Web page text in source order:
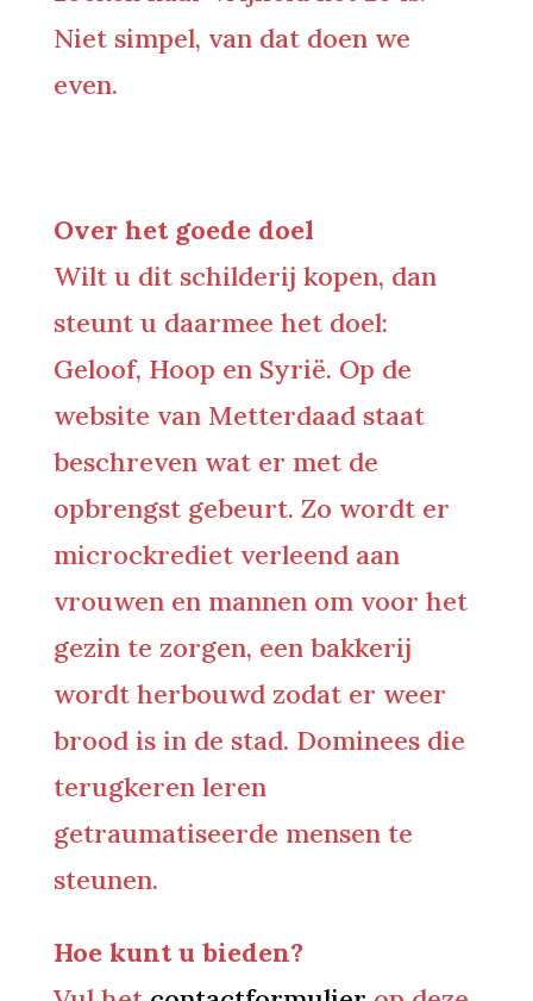
Niet simpel, van dat doen we
even.
Over het goede doel
Wilt u dit schilderij kopen, dan
steunt u daarmee het doel:
Geloof, Hoop en Syrië. Op de
website van Metterdaad staat
beschreven wat er met de
opbrengst gebeurt. Zo wordt er
microckrediet verleend aan
vrouwen en mannen om voor het
gezin te zorgen, een bakkerij
wordt herbouwd zodat er weer
brood is in de stad. Dominees die
terugkeren leren
getraumatiseerde mensen te
steunen.
Hoe kunt u bieden?